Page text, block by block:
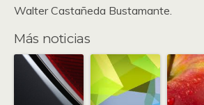
Walter Castañeda Bustamante.
Más noticias